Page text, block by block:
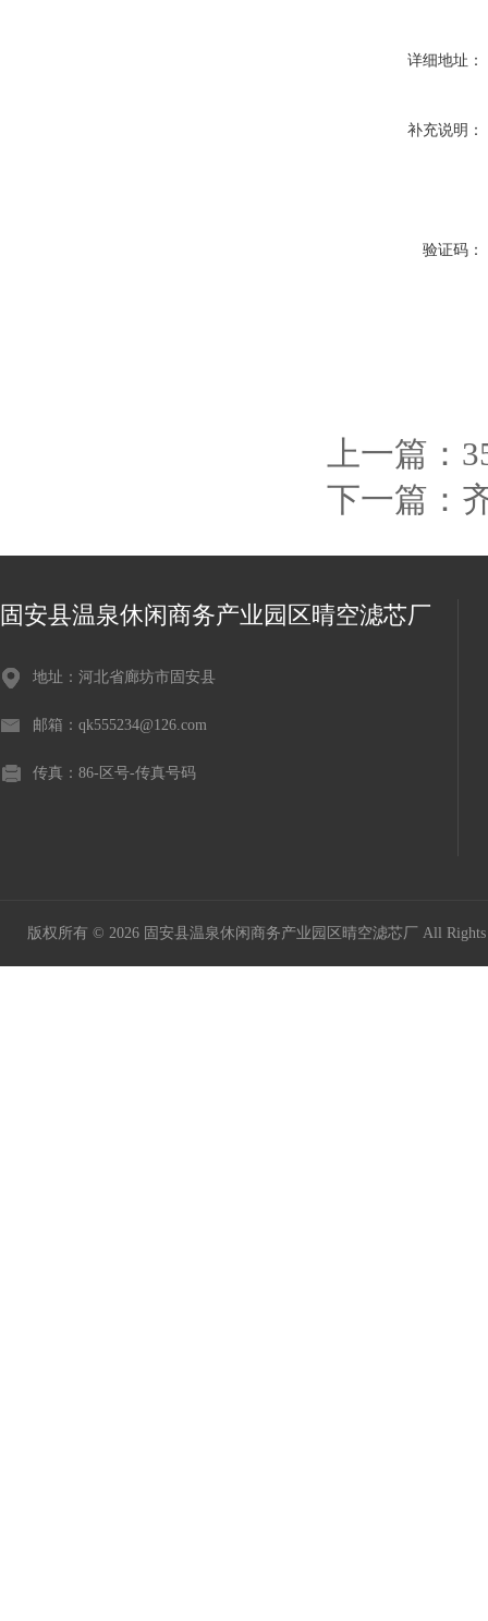
详细地址：
补充说明：
验证码：
上一篇：
下一篇：
固安县温泉休闲商务产业园区晴空滤芯厂
地址：河北省廊坊市固安县
邮箱：qk555234@126.com
传真：86-区号-传真号码
版权所有 © 2026 固安县温泉休闲商务产业园区晴空滤芯厂 All